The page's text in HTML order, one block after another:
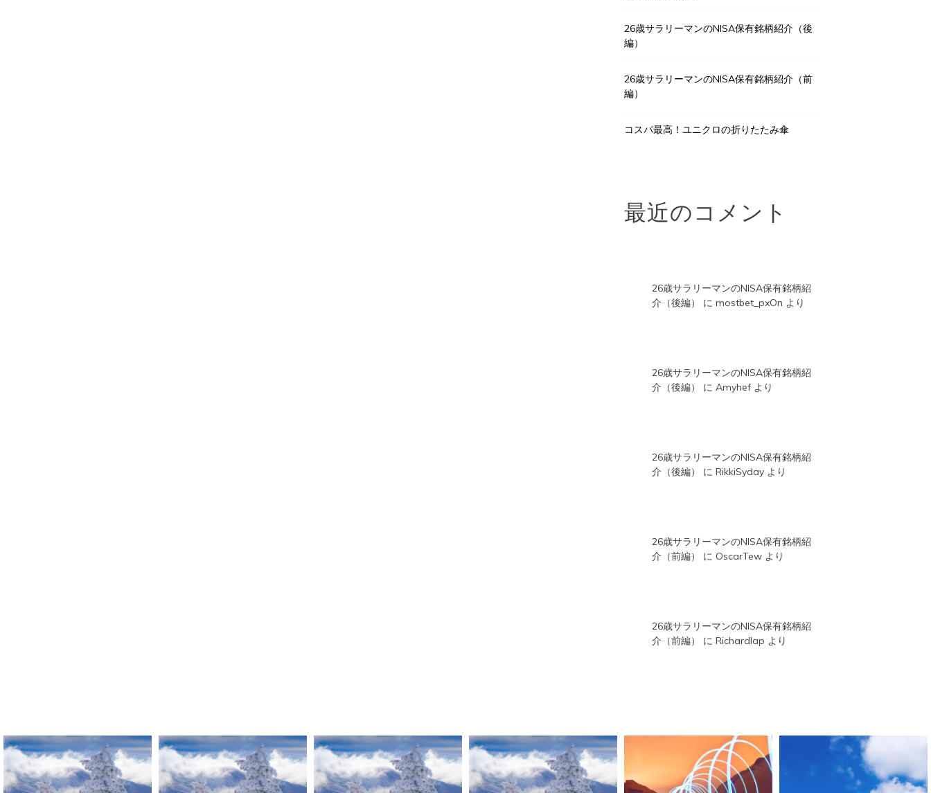
26歳サラリーマンのNISA保有銘柄紹介（後
編）
26歳サラリーマンのNISA保有銘柄紹介（前
編）
コスパ最高！ユニクロの折りたたみ傘
最近のコメント
26歳サラリーマンのNISA保有銘柄紹
介（後編）
にmostbet_pxOn より
26歳サラリーマンのNISA保有銘柄紹
介（後編）
にAmyhef より
26歳サラリーマンのNISA保有銘柄紹
介（後編）
にRikkiSyday より
26歳サラリーマンのNISA保有銘柄紹
介（前編）
に OscarTew より
26歳サラリーマンのNISA保有銘柄紹
介（前編）
にRichardlap より